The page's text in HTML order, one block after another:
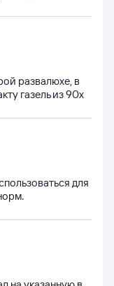
развалюхе, в
газель из 90х
для